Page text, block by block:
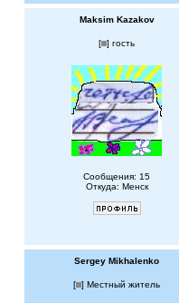
Maksim Kazakov
[ ] гость
Сообщения: 15
Откуда: Менск
Sergey Mikhalenko
[ ] Местный житель